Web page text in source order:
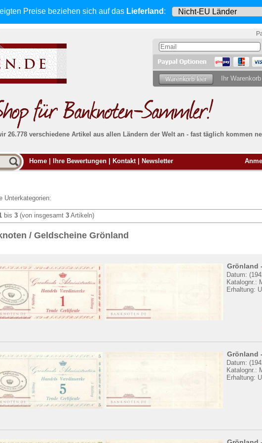
Preise beziehen sich auf das Lieferland :
Ihr
26.778 verschiedene Artikel aus allen Ländern der Welt an - fast täglich kommen
können
Alle Lieferungen, auch ins Ausland, werden
von uns voll versichert. Sie habenkein Risiko
Absolute Zuverlässigkeit:
Banknoten
Möchten Sie
verkaufen?
Siehier.
Home Ihre Bewertungen Kontakt Newsletter
Unterkategorien:
bis 3 (von insgesamt 3 Artikeln)
/ Geldscheine Grönland
Grönland
Datum:
Katalognr.:
Erhaltung:
Grönland
Datum:
Katalognr.:
Erhaltung: